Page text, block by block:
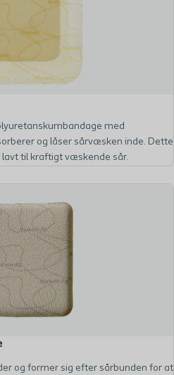
med
og låser sårvæsken inde. Dette
til kraftigt væskende sår.
og former sig efter sårbunden for at